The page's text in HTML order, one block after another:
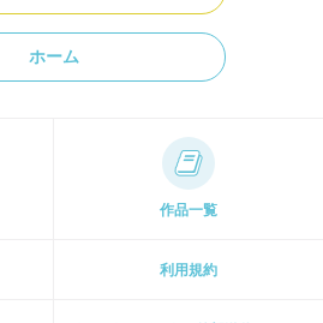
ホーム
作品一覧
利用規約